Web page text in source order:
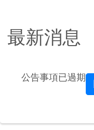
最新消息
公告事項已過期